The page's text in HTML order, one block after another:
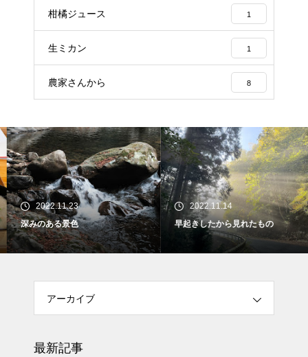
柑橘ジュース 1
生ミカン 1
農家さんから 8
2022.11.23
深みのある景色
2022.11.14
早起きしたから見れたもの
アーカイブ
最新記事